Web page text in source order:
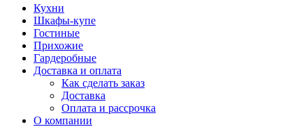
Кухни
Шкафы-купе
Гостиные
Прихожие
Гардеробные
Доставка и оплата
Как сделать заказ
Доставка
Оплата и рассрочка
О компании